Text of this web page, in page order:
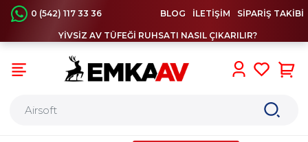
0 (542) 117 33 36 BLOG İLETİŞİM SİPARİŞ TAKİBİ
YİVSİZ AV TÜFEĞİ RUHSATI NASIL ÇIKARILIR?